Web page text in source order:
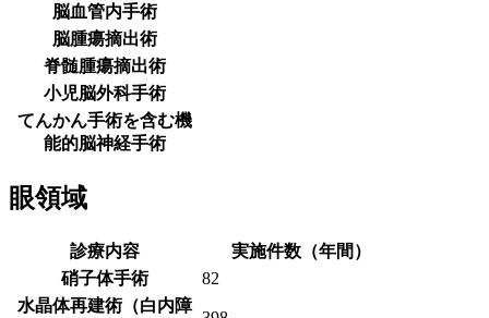
脳血管内手術
脳腫瘍摘出術
脊髄腫瘍摘出術
小児脳外科手術
てんかん手術を含む機
能的脳神経手術
眼領域
診療内容
実施件数（年間）
硝子体手術
82
水晶体再建術（白内障